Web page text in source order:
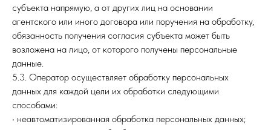
субъекта напрямую, а от других лиц на основании
агентского или иного договора или поручения на обработку,
обязанность получения согласия субъекта может быть
возложена на лицо, от которого получены персональные
данные.
5.3. Оператор осуществляет обработку персональных
данных для каждой цели их обработки следующими
способами:
• неавтоматизированная обработка персональных данных;